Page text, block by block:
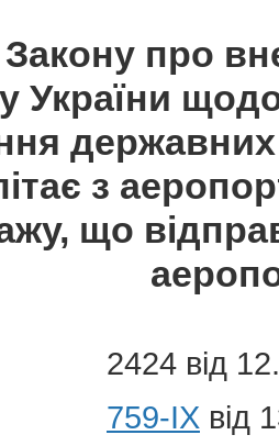
про
України
державних
з
що
2424 від
759-IX від